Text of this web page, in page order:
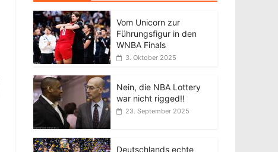
Vom Unicorn zur
Führungsfigur in den
WNBA Finals
3. Oktober 2025
Nein, die NBA Lottery
war nicht rigged!!
23. September 2025
Deutschlands echte